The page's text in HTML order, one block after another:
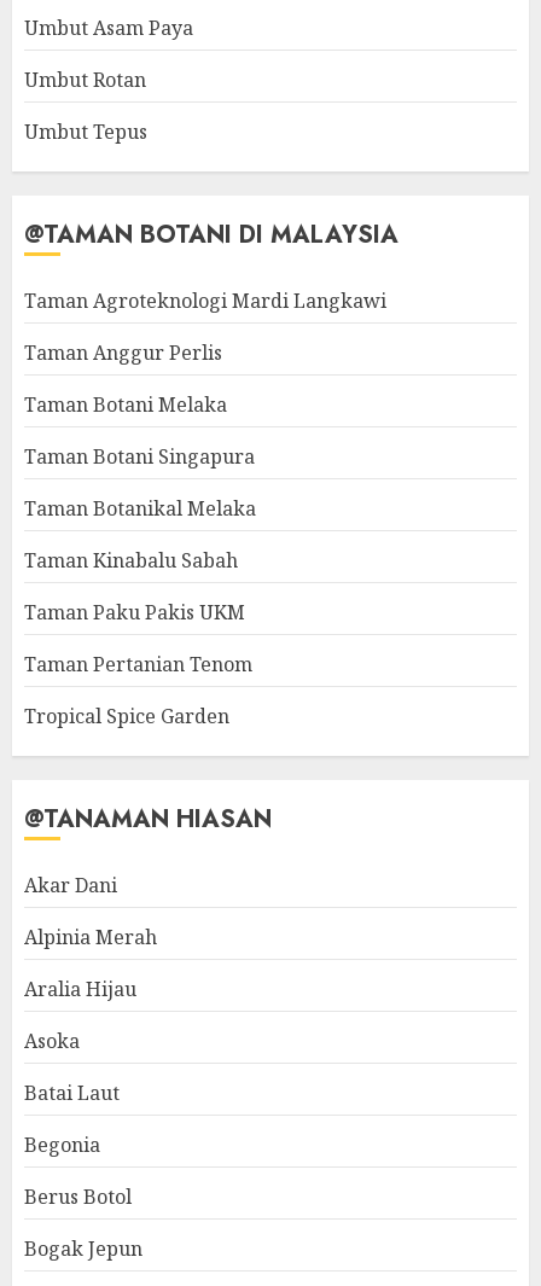
Umbut Asam Paya
Umbut Rotan
Umbut Tepus
@TAMAN BOTANI DI MALAYSIA
Taman Agroteknologi Mardi Langkawi
Taman Anggur Perlis
Taman Botani Melaka
Taman Botani Singapura
Taman Botanikal Melaka
Taman Kinabalu Sabah
Taman Paku Pakis UKM
Taman Pertanian Tenom
Tropical Spice Garden
@TANAMAN HIASAN
Akar Dani
Alpinia Merah
Aralia Hijau
Asoka
Batai Laut
Begonia
Berus Botol
Bogak Jepun